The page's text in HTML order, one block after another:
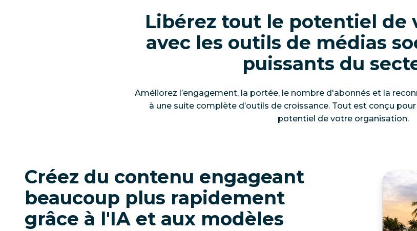
Libérez tout le potentiel de
avec les outils de médias
puissants du
Améliorez l’engagement, la portée, le nombre d'abonnés et la
à une suite complète d’outils de croissance. Tout est conçu
potentiel de votre organisation.
Créez du contenu engageant
beaucoup plus rapidement
grâce à l'IA et aux modèles